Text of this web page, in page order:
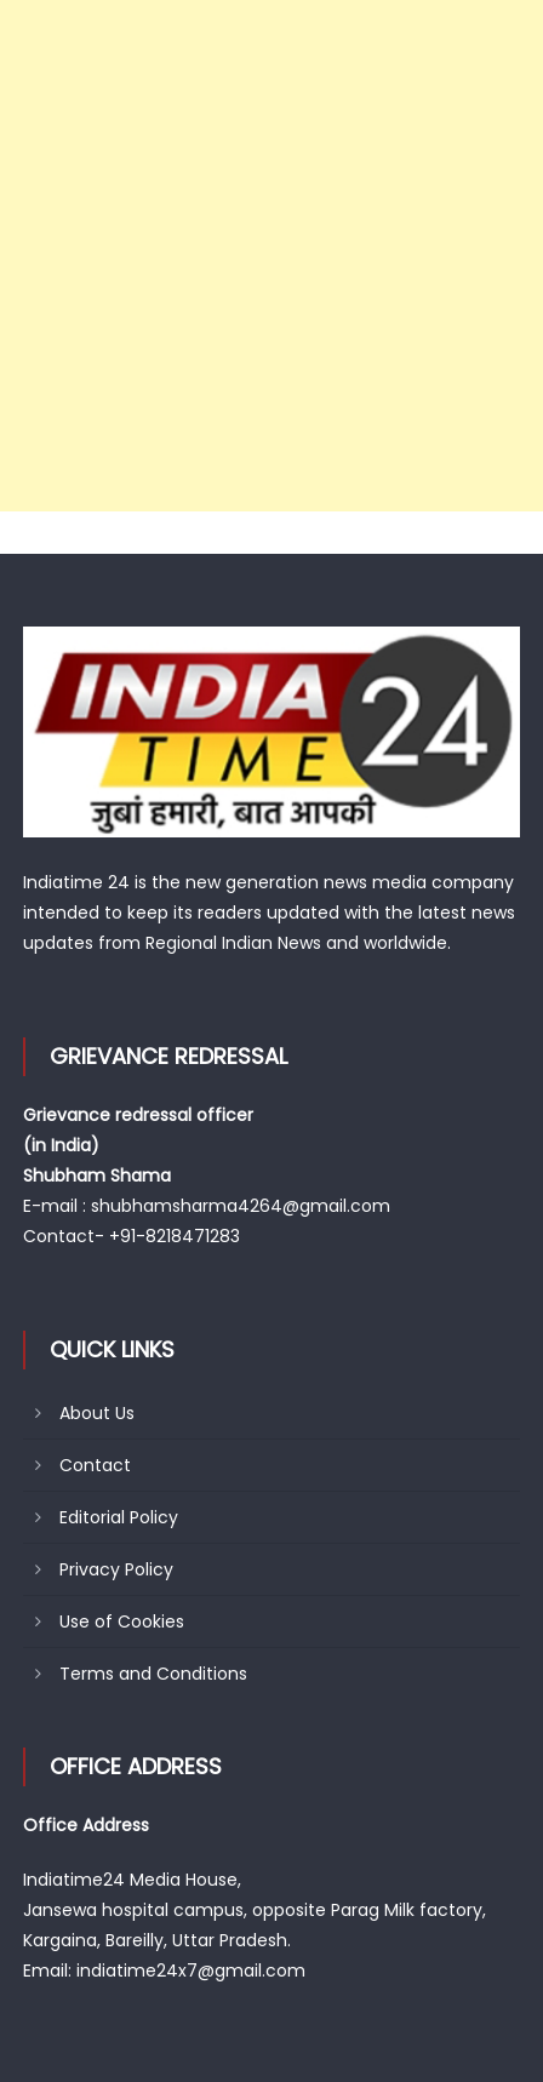
Indiatime 24 is the new generation news media company
intended to keep its readers updated with the latest news
updates from Regional Indian News and worldwide.
GRIEVANCE REDRESSAL
Grievance redressal officer
(in India)
Shubham Shama
E-mail : shubhamsharma4264@gmail.com
Contact- +91-8218471283
QUICK LINKS
About Us
Contact
Editorial Policy
Privacy Policy
Use of Cookies
Terms and Conditions
OFFICE ADDRESS
Office Address
Indiatime24 Media House,
Jansewa hospital campus, opposite Parag Milk factory,
Kargaina, Bareilly, Uttar Pradesh.
Email: indiatime24x7@gmail.com